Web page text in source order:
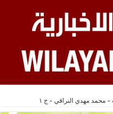
محمد مهدي النراقي – ج ١